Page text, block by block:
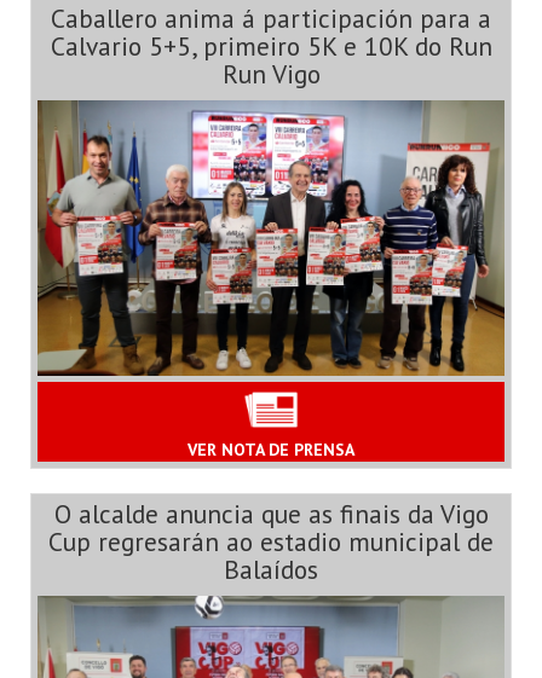
Caballero anima á participación para a
Calvario 5+5, primeiro 5K e 10K do Run
Run Vigo
VER NOTA DE PRENSA
O alcalde anuncia que as finais da Vigo
Cup regresarán ao estadio municipal de
Balaídos